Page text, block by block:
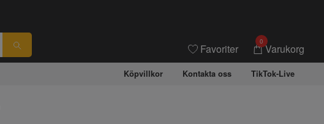
Favoriter
0
Varukorg
Köpvillkor Kontakta oss TikTok-Live